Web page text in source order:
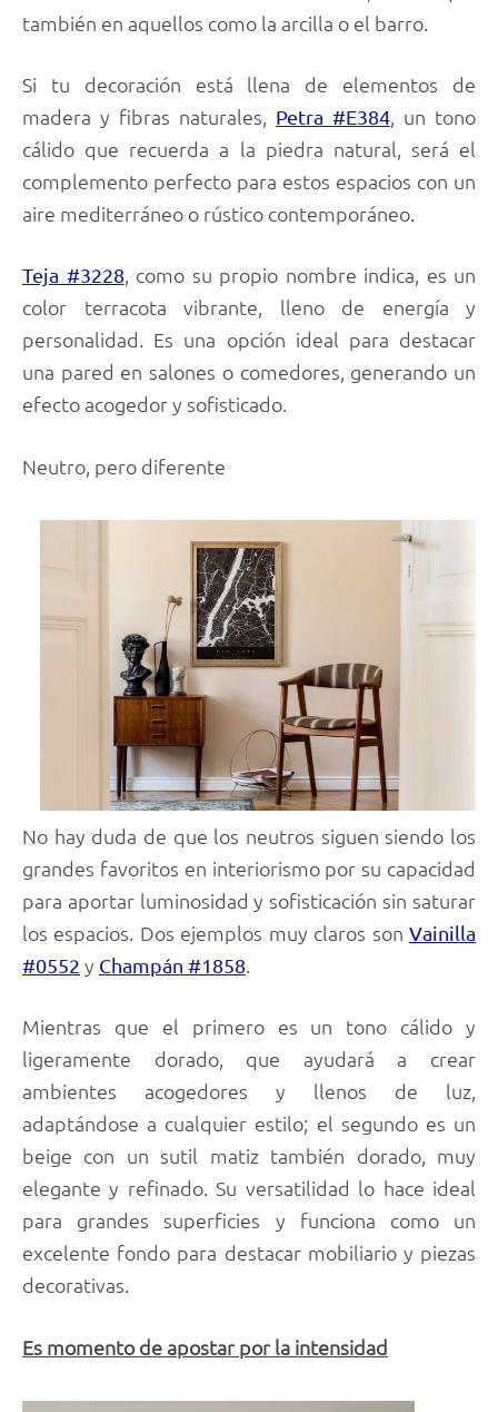
también en aquellos como la arcilla o el barro.
Si tu decoración está llena de elementos de
madera y fibras naturales, Petra #E384, un tono
cálido que recuerda a la piedra natural, será el
complemento perfecto para estos espacios con un
aire mediterráneo o rústico contemporáneo.
Teja #3228, como su propio nombre indica, es un
color terracota vibrante, lleno de energía y
personalidad. Es una opción ideal para destacar
una pared en salones o comedores, generando un
efecto acogedor y sofisticado.
Neutro, pero diferente
No hay duda de que los neutros siguen siendo los
grandes favoritos en interiorismo por su capacidad
para aportar luminosidad y sofisticación sin saturar
los espacios. Dos ejemplos muy claros son Vainilla
#0552 y Champán #1858.
Mientras que el primero es un tono cálido y
ligeramente dorado, que ayudará a crear
ambientes acogedores y llenos de luz,
adaptándose a cualquier estilo; el segundo es un
beige con un sutil matiz también dorado, muy
elegante y refinado. Su versatilidad lo hace ideal
para grandes superficies y funciona como un
excelente fondo para destacar mobiliario y piezas
decorativas.
Es momento de apostar por la intensidad